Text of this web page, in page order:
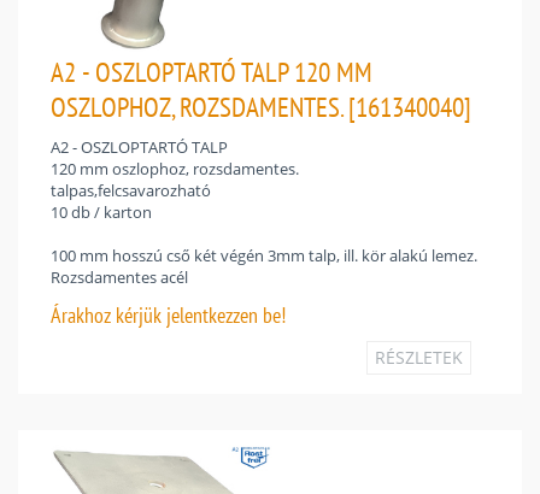
A2 - OSZLOPTARTÓ TALP 120 MM
OSZLOPHOZ, ROZSDAMENTES. [161340040]
A2 - OSZLOPTARTÓ TALP
120 mm oszlophoz, rozsdamentes.
talpas,felcsavarozható
10 db / karton
100 mm hosszú cső két végén 3mm talp, ill. kör alakú lemez.
Rozsdamentes acél
Árakhoz kérjük jelentkezzen be!
RÉSZLETEK